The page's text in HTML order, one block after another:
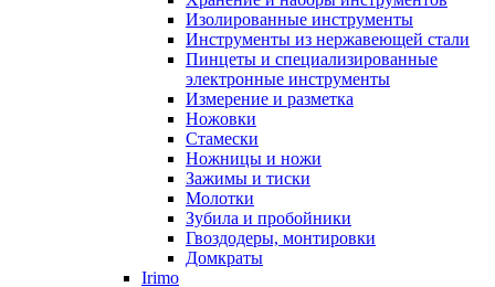
Изолированные инструменты
Инструменты из нержавеющей стали
Пинцеты и специализированные
электронные инструменты
Измерение и разметка
Ножовки
Стамески
Ножницы и ножи
Зажимы и тиски
Молотки
Зубила и пробойники
Гвоздодеры, монтировки
Домкраты
Irimo